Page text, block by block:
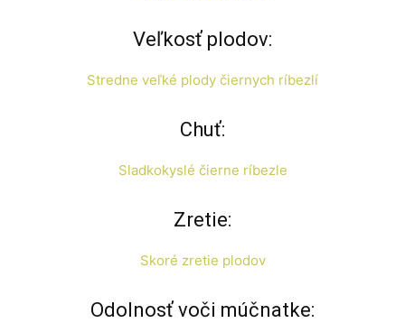
Veľkosť plodov:
Stredne veľké plody čiernych ríbezlí
Chuť:
Sladkokyslé čierne ríbezle
Zretie:
Skoré zretie plodov
Odolnosť voči múčnatke: